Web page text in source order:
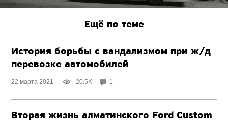
Ещё по теме
История борьбы с вандализмом при ж/д
перевозке автомобилей
22 марта 2021 20.5K 1
Вторая жизнь алматинского Ford Custom